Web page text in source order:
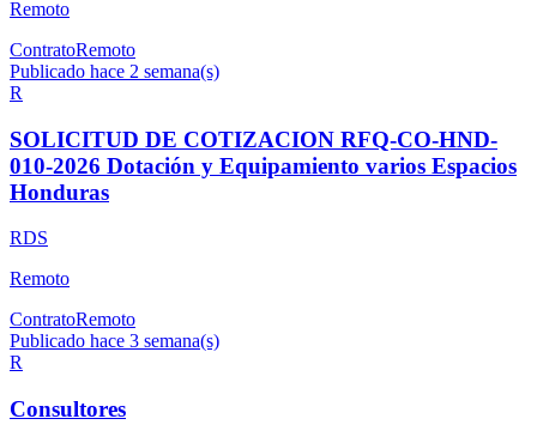
Remoto
ContratoRemoto
Publicado hace 2 semana(s)
R
SOLICITUD DE COTIZACION RFQ-CO-HND-
010-2026 Dotación y Equipamiento varios Espacios
Honduras
RDS
Remoto
ContratoRemoto
Publicado hace 3 semana(s)
R
Consultores